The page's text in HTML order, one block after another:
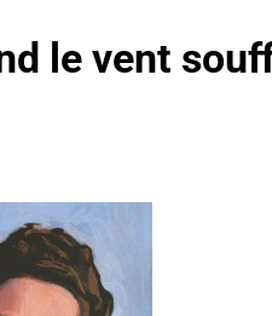
le vent